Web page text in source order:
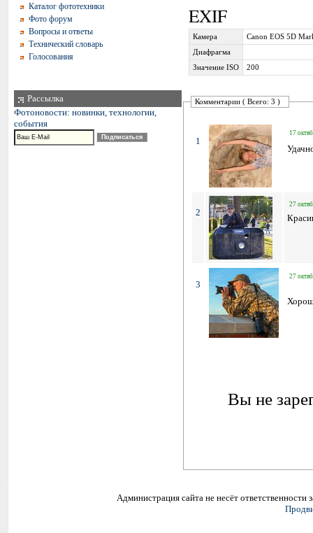
Каталог фототехники
Фото форум
Вопросы и ответы
Технический словарь
Голосования
Рассылка
Фотоновости: новинки, технологии,
события
EXIF
Камера
Canon EOS 5D
Диафрагма
Значение ISO
200
Комментарии ( Всего: 3 )
1
17
2
27
3
27
Вы не
Администрация сайта не несёт